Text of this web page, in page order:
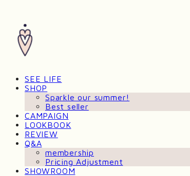
SEE LIFE
SHOP
Sparkle our summer!
Best seller
CAMPAIGN
LOOKBOOK
REVIEW
Q&A
membership
Pricing Adjustment
SHOWROOM